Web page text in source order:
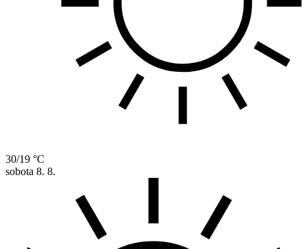
30/19 °C
sobota 8. 8.